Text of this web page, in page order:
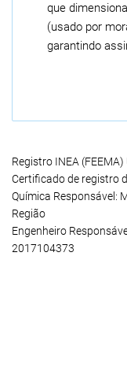
que
(usado por
garantindo
Registro INEA
Certificado de registro
Química Responsável:
Região
Engenheiro
2017104373